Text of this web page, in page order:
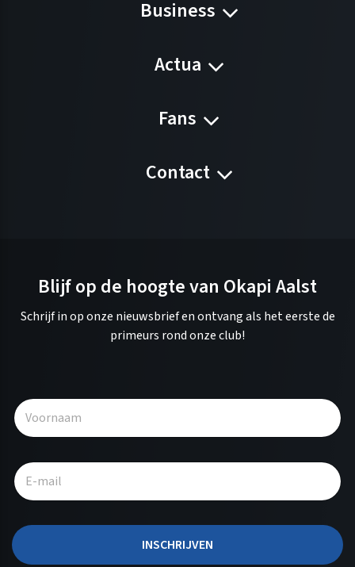
Business
Actua
Fans
Contact
Blijf op de hoogte van Okapi Aalst
Schrijf in op onze nieuwsbrief en ontvang als het eerste de
primeurs rond onze club!
INSCHRIJVEN
l
r
t